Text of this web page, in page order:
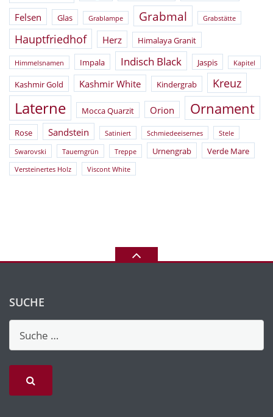
Felsen Glas Grablampe Grabmal Grabstätte
Hauptfriedhof Herz Himalaya Granit
Himmelsnamen Impala Indisch Black Jaspis Kapitel
Kashmir Gold Kashmir White Kindergrab Kreuz
Laterne Mocca Quarzit Orion Ornament
Rose Sandstein Satiniert Schmiedeeisernes Stele
Swarovski Tauerngrün Treppe Urnengrab Verde Mare
Versteinertes Holz Viscont White
SUCHE